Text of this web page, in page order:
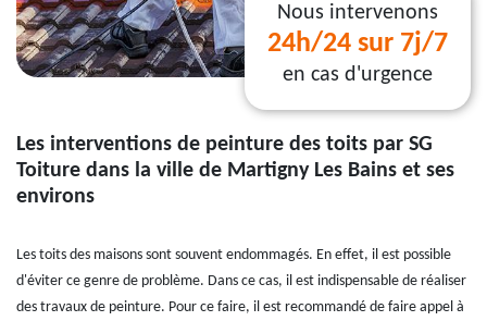
Nous intervenons
24h/24 sur 7j/7
en cas d'urgence
Les interventions de peinture des toits par SG
Toiture dans la ville de Martigny Les Bains et ses
environs
Les toits des maisons sont souvent endommagés. En effet, il est possible
d'éviter ce genre de problème. Dans ce cas, il est indispensable de réaliser
des travaux de peinture. Pour ce faire, il est recommandé de faire appel à